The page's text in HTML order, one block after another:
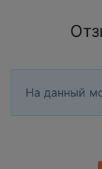
На данный